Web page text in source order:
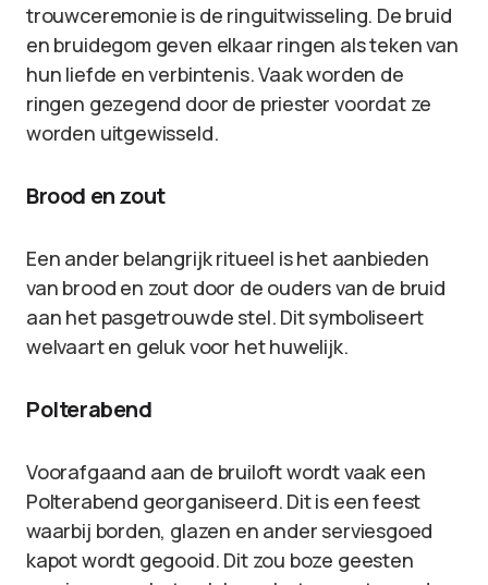
trouwceremonie is de ringuitwisseling. De bruid
en bruidegom geven elkaar ringen als teken van
hun liefde en verbintenis. Vaak worden de
ringen gezegend door de priester voordat ze
worden uitgewisseld.
Brood en zout
Een ander belangrijk ritueel is het aanbieden
van brood en zout door de ouders van de bruid
aan het pasgetrouwde stel. Dit symboliseert
welvaart en geluk voor het huwelijk.
Polterabend
Voorafgaand aan de bruiloft wordt vaak een
Polterabend georganiseerd. Dit is een feest
waarbij borden, glazen en ander serviesgoed
kapot wordt gegooid. Dit zou boze geesten